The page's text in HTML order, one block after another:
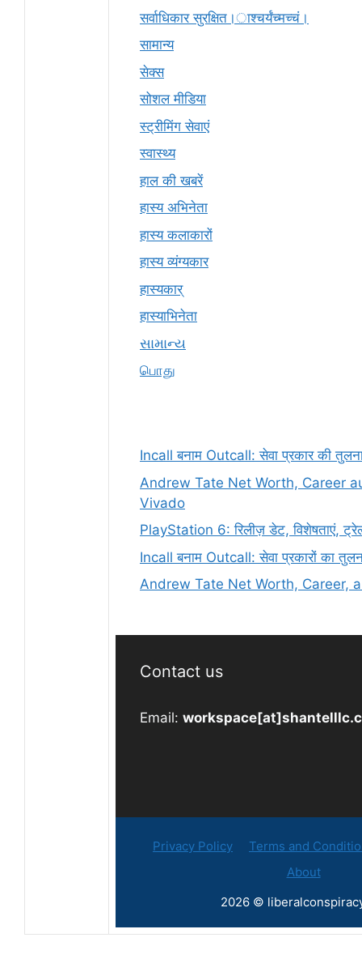
सर्वाधिकार सुरक्षित।ाश्चर्यंच्मच्चं।
सामान्य
सेक्स
सोशल मीडिया
स्ट्रीमिंग सेवाएं
स्वास्थ्य
हाल की खबरें
हास्य अभिनेता
हास्य कलाकारों
हास्य व्यंग्यकार
हास्यकार्
हास्याभिनेता
સામાન્ય
பொது
Incall बनाम Outcall: सेवा प्रकार की
Andrew Tate Net Worth, Career
Vivado
PlayStation 6: रिलीज़ डेट, विशेषताएं,
Incall बनाम Outcall: सेवा प्रकारों का
Andrew Tate Net Worth, Career,
Contact us
Email:
Privacy Policy
Terms and
About
2026 ©